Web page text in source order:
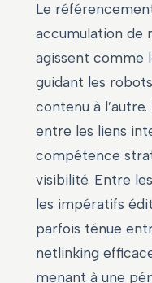
Le
accumulation de
agissent comme
guidant les
contenu à
entre les liens
compétence
visibilité. Entre
les impératifs
parfois ténue
netlinking
menant à une